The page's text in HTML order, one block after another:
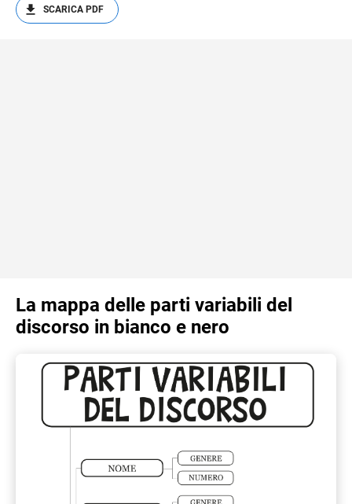
SCARICA PDF
La mappa delle parti variabili del
discorso in bianco e nero